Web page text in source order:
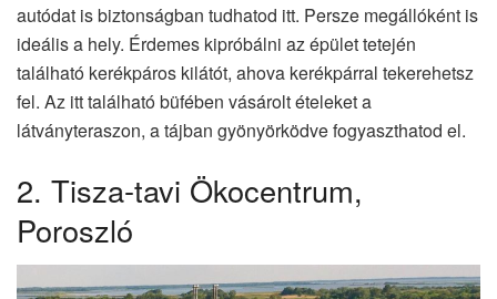
autódat is biztonságban tudhatod itt. Persze megállóként is
ideális a hely. Érdemes kipróbálni az épület tetején
található kerékpáros kilátót, ahova kerékpárral tekerehetsz
fel. Az itt található büfében vásárolt ételeket a
látványteraszon, a tájban gyönyörködve fogyaszthatod el.
2. Tisza-tavi Ökocentrum,
Poroszló